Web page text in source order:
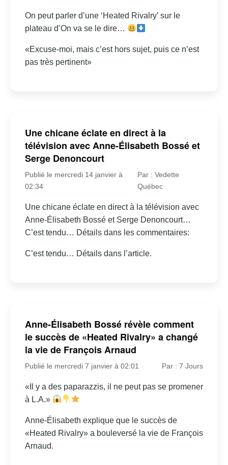
On peut parler d’une ‘Heated Rivalry’ sur le
plateau d’On va se le dire…
«Excuse-moi, mais c’est hors sujet, puis ce n’est
pas très pertinent»
Une chicane éclate en direct à la
télévision avec Anne-Élisabeth Bossé et
Serge Denoncourt
Publié le mercredi 14 janvier à
02:34
Par : Vedette
Québec
Une chicane éclate en direct à la télévision avec
Anne-Élisabeth Bossé et Serge Denoncourt…
C’est tendu… Détails dans les commentaires:
C’est tendu… Détails dans l’article.
Anne-Élisabeth Bossé révèle comment
le succès de «Heated Rivalry» a changé
la vie de François Arnaud
Publié le mercredi 7 janvier à 02:01 Par : 7 Jours
«Il y a des paparazzis, il ne peut pas se promener
à L.A.»
Anne-Élisabeth explique que le succès de
«Heated Rivalry» a bouleversé la vie de François
Arnaud.